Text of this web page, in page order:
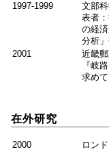
1997-1999
文部
表者
の経
分析
2001
近畿
『岐
求めて
在外研究
2000
ロン